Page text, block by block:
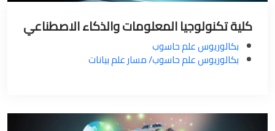
كلية تكنولوجيا المعلومات والذكاء الاصطناعي
بكالوريوس علم حاسوب
بكالوريوس علم حاسوب/ مسار علم بيانات